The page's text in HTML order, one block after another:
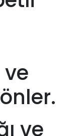
ve
ve